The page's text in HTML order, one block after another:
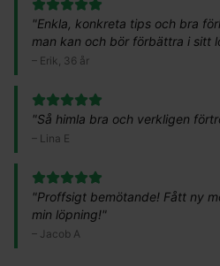
"Enkla, konkreta tips och bra
man kan och bör förbättra i sitt
– Erik, 36 år
"Så himla bra och verkligen
– Lina E
"Proffsigt bemötande! Fått ny
min löpning!"
– Jacob A